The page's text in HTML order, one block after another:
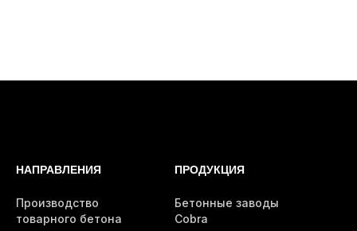
НАПРАВЛЕНИЯ
Производство
товарного бетона
ПРОДУКЦИЯ
Бетонные заводы
Cobra